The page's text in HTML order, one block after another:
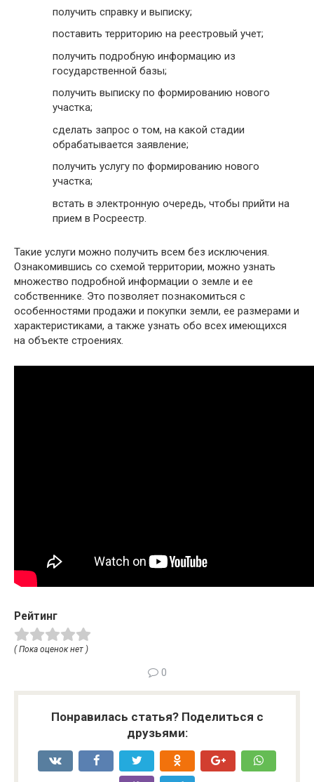
получить справку и выписку;
поставить территорию на реестровый учет;
получить подробную информацию из
государственной базы;
получить выписку по формированию нового
участка;
сделать запрос о том, на какой стадии
обрабатывается заявление;
получить услугу по формированию нового
участка;
встать в электронную очередь, чтобы прийти на
прием в Росреестр.
Такие услуги можно получить всем без исключения.
Ознакомившись со схемой территории, можно узнать
множество подробной информации о земле и ее
собственнике. Это позволяет познакомиться с
особенностями продажи и покупки земли, ее размерами и
характеристиками, а также узнать обо всех имеющихся
на объекте строениях.
Рейтинг
( Пока оценок нет )
0
Понравилась статья? Поделиться с
друзьями: